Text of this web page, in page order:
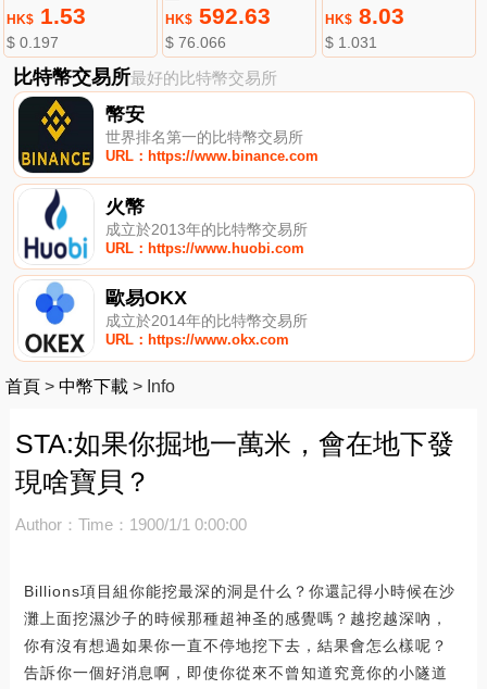
HK$1.53
$ 0.197
HK$ 592.63
$ 76.066
HK$8.03
$ 1.031
比特幣交易所最好的比特幣交易所
幣安
世界排名第一的比特幣交易所
URL：https://www.binance.com
火幣
成立於2013年的比特幣交易所
URL：https://www.huobi.com
歐易OKX
成立於2014年的比特幣交易所
URL：https://www.okx.com
首頁 > 中幣下載 > Info
STA:如果你掘地一萬米，會在地下發
現啥寶貝？
Author： Time：1900/1/1 0:00:00
Billions項目組你能挖最深的洞是什么？你還記得小時候在沙
灘上面挖濕沙子的時候那種超神圣的感覺嗎？越挖越深吶，
你有沒有想過如果你一直不停地挖下去，結果會怎么樣呢？
告訴你一個好消息啊，即使你從來不曾知道究竟你的小隧道